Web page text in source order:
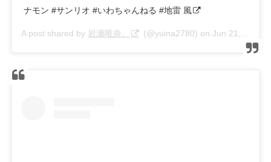
ナモン #サンリオ #いわちゃんねる #地雷 風
A post shared by 岩瀬唯奈。 (@yuina2780) on Jun 21, 2019 at 4:33pm PDT